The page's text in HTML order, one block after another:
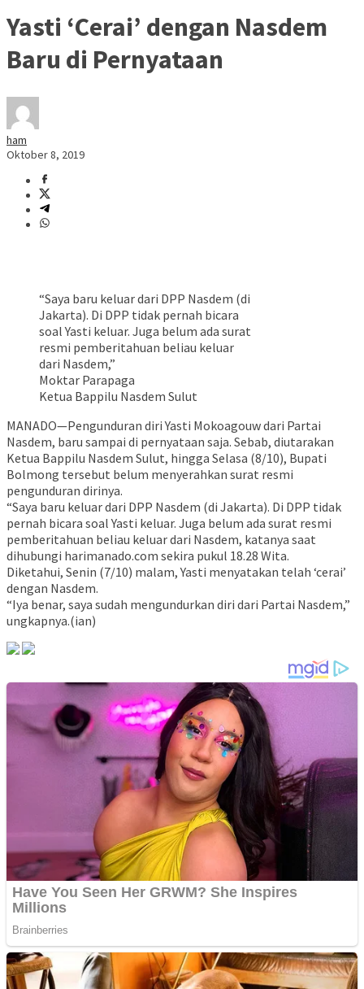
Yasti ‘Cerai’ dengan Nasdem
Baru di Pernyataan
ham
Oktober 8, 2019
“Saya baru keluar dari DPP Nasdem (di
Jakarta). Di DPP tidak pernah bicara
soal Yasti keluar. Juga belum ada surat
resmi pemberitahuan beliau keluar
dari Nasdem,”
Moktar Parapaga
Ketua Bappilu Nasdem Sulut
MANADO—Pengunduran diri Yasti Mokoagouw dari Partai
Nasdem, baru sampai di pernyataan saja. Sebab, diutarakan
Ketua Bappilu Nasdem Sulut, hingga Selasa (8/10), Bupati
Bolmong tersebut belum menyerahkan surat resmi
pengunduran dirinya.
“Saya baru keluar dari DPP Nasdem (di Jakarta). Di DPP tidak
pernah bicara soal Yasti keluar. Juga belum ada surat resmi
pemberitahuan beliau keluar dari Nasdem, katanya saat
dihubungi harimanado.com sekira pukul 18.28 Wita.
Diketahui, Senin (7/10) malam, Yasti menyatakan telah ‘cerai’
dengan Nasdem.
“Iya benar, saya sudah mengundurkan diri dari Partai Nasdem,”
ungkapnya.(ian)